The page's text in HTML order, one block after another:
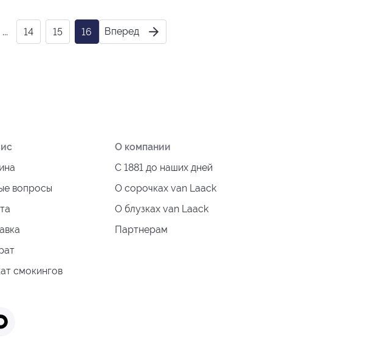
... 14 15 16 Вперед
вопросы
смокингов
О компании
С 1881 до наших дней
О сорочках van Laack
О блузках van Laack
Партнерам